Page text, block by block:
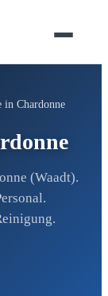
in Chardonne
(Waadt).